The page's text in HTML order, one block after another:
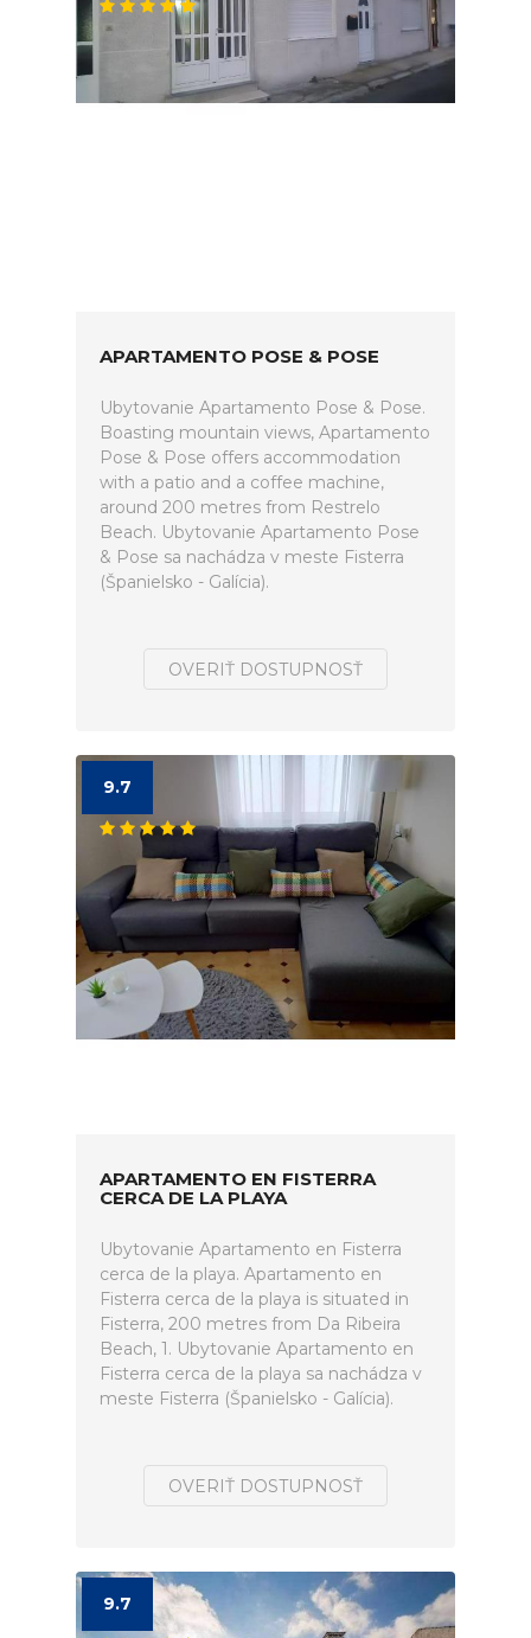
APARTAMENTO POSE & POSE
Ubytovanie Apartamento Pose & Pose.
Boasting mountain views, Apartamento
Pose & Pose offers accommodation
with a patio and a coffee machine,
around 200 metres from Restrelo
Beach. Ubytovanie Apartamento Pose
& Pose sa nachádza v meste Fisterra
(Španielsko - Galícia).
OVERIŤ DOSTUPNOSŤ
9.7
APARTAMENTO EN FISTERRA
CERCA DE LA PLAYA
Ubytovanie Apartamento en Fisterra
cerca de la playa. Apartamento en
Fisterra cerca de la playa is situated in
Fisterra, 200 metres from Da Ribeira
Beach, 1. Ubytovanie Apartamento en
Fisterra cerca de la playa sa nachádza v
meste Fisterra (Španielsko - Galícia).
OVERIŤ DOSTUPNOSŤ
9.7